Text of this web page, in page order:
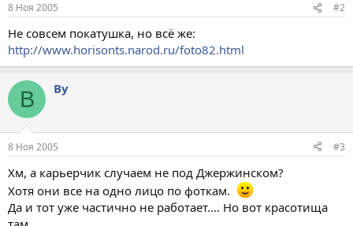
8 Ноя 2005 #2
Не совсем покатушка, но всё же:
http://www.horisonts.narod.ru/foto82.html
B By
8 Ноя 2005 #3
Хм, а карьерчик случаем не под Джержинском?
Хотя они все на одно лицо по фоткам.
Да и тот уже частично не работает.... Но вот красотища